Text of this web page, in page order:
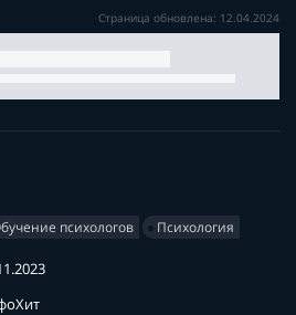
Страница обновлена: 12.04.2024
психологов Психология